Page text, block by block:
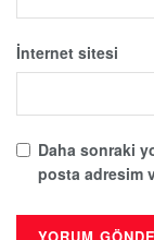
İnternet sitesi
Daha sonraki
posta adresim